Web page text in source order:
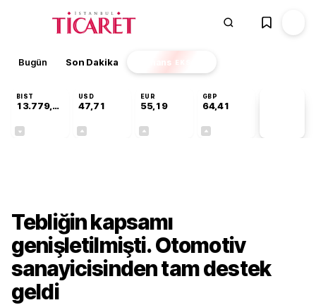
Bugün Son Dakika Finans EKSTRA
BIST
13.779,39
USD
47,71
EUR
55,19
GBP
64,41
Tebliğin kapsamı
genişletilmişti. Otomotiv
sanayicisinden tam destek
geldi